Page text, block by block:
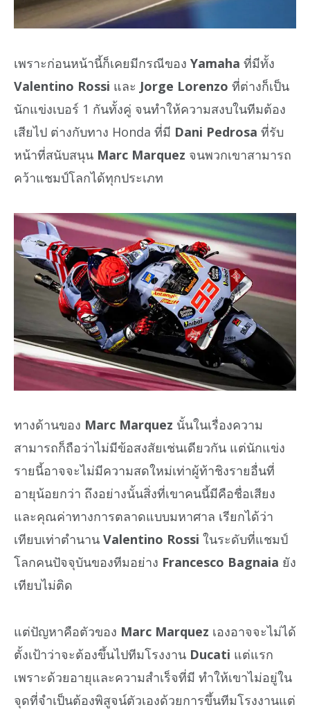
เพราะก่อนหน้านี้ก็เคยมีกรณีของ Yamaha ที่มีทั้ง
Valentino Rossi และ Jorge Lorenzo ที่ต่างก็เป็น
นักแข่งเบอร์ 1 กันทั้งคู่ จนทำให้ความสงบในทีมต้อง
เสียไป ต่างกับทาง Honda ที่มี Dani Pedrosa ที่รับ
หน้าที่สนับสนุน Marc Marquez จนพวกเขาสามารถ
คว้าแชมป์โลกได้ทุกประเภท
ทางด้านของ Marc Marquez นั้นในเรื่องความ
สามารถก็ถือว่าไม่มีข้อสงสัยเช่นเดียวกัน แต่นักแข่ง
รายนี้อาจจะไม่มีความสดใหม่เท่าผู้ท้าชิงรายอื่นที่
อายุน้อยกว่า ถึงอย่างนั้นสิ่งที่เขาคนนี้มีคือชื่อเสียง
และคุณค่าทางการตลาดแบบมหาศาล เรียกได้ว่า
เทียบเท่าตำนาน Valentino Rossi ในระดับที่แชมป์
โลกคนปัจจุบันของทีมอย่าง Francesco Bagnaia ยัง
เทียบไม่ติด
แต่ปัญหาคือตัวของ Marc Marquez เองอาจจะไม่ได้
ตั้งเป้าว่าจะต้องขึ้นไปทีมโรงงาน Ducati แต่แรก
เพราะด้วยอายุและความสำเร็จที่มี ทำให้เขาไม่อยู่ใน
จุดที่จำเป็นต้องพิสูจน์ตัวเองด้วยการขึ้นทีมโรงงานแต่